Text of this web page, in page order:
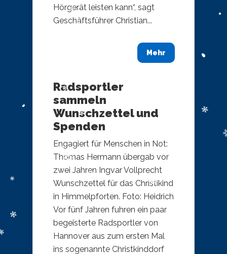
Hörgerät leisten kann“, sagt
Geschäftsführer Christian...
Mehr
Radsportler
sammeln
Wunschzettel und
Spenden
Engagiert für Menschen in Not:
Thomas Hermann übergab vor
zwei Jahren Ingvar Vollprecht
Wunschzettel für das Christikind
in Himmelpforten. Foto: Heidrich
Vor fünf Jahren fuhren ein paar
begeisterte Radsportler von
Hannover aus zum ersten Mal
ins sogenannte Christkinddorf